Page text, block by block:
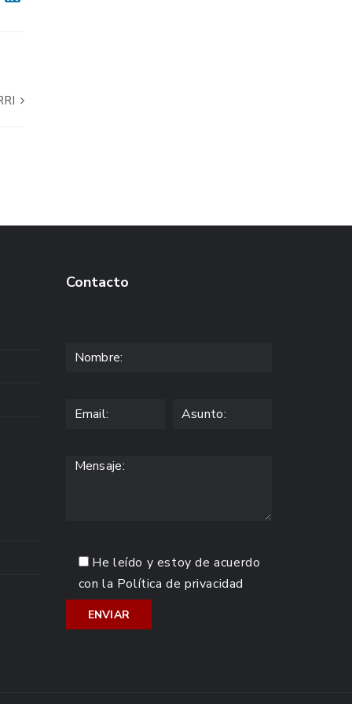
Contacto
He leído y estoy de acuerdo
con la Política de privacidad